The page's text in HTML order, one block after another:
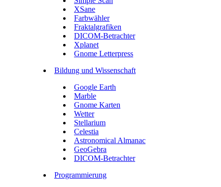
XSane
Farbwähler
Fraktalgrafiken
DICOM-Betrachter
Xplanet
Gnome Letterpress
Bildung und Wissenschaft
Google Earth
Marble
Gnome Karten
Wetter
Stellarium
Celestia
Astronomical Almanac
GeoGebra
DICOM-Betrachter
Programmierung